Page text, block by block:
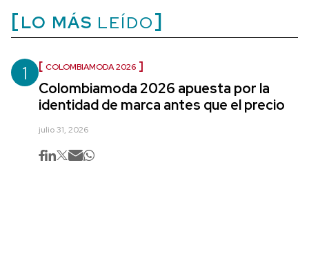
LO MÁS LEÍDO
1 COLOMBIAMODA 2026
Colombiamoda 2026 apuesta por la
identidad de marca antes que el precio
julio 31, 2026